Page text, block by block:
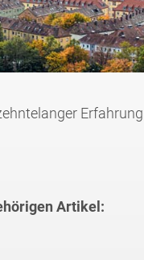
Erfahrung
Artikel: